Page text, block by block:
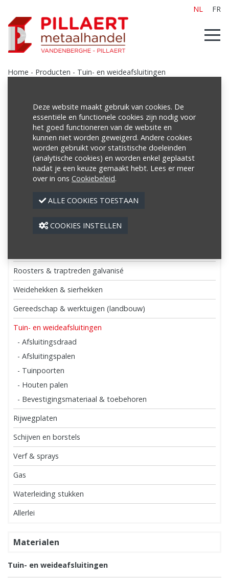
NL FR
Home - Producten - Tuin- en weideafsluitingen
Producten
Poutrellen/Balken
Buizen
Netten
Roosters & traptreden galvanisé
Weidehekken & sierhekken
Gereedschap & werktuigen (landbouw)
Tuin- en weideafsluitingen
- Afsluitingsdraad
- Afsluitingspalen
- Tuinpoorten
- Houten palen
- Bevestigingsmateriaal & toebehoren
Rijwegplaten
Schijven en borstels
Verf & sprays
Gas
Waterleiding stukken
Allerlei
Materialen
Tuin- en weideafsluitingen
Deze website maakt gebruik van cookies. De
essentiële en functionele cookies zijn nodig voor
het goed functioneren van de website en
kunnen niet worden geweigerd. Andere cookies
worden gebruikt voor statistische doeleinden
(analytische cookies) en worden enkel geplaatst
nadat je een keuze gemaakt hebt. Lees er meer
over in ons Cookiebeleid.
ALLE COOKIES TOESTAAN
COOKIES INSTELLEN